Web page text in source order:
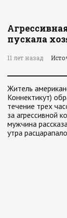
пускала
11 лет назад
Житель
Коннектикут)
течение трех
за агрессивной
мужчина
утра